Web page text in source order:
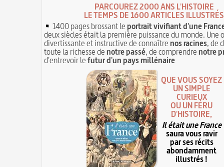
PARCOUREZ 2000 ANS L'HISTOIRE
LE TEMPS DE 1600 ARTICLES ILLUSTRÉS
1400 pages brossant leportrait vivifiant d'une
deux siècles était la première puissance du monde. Une
divertissante et instructive de connaîtrenos racines, de
toute la richesse denotre passé, de comprendrenotre
d'entrevoir lefutur d'un pays millénaire
QUE VOUS SOYEZ
UN SIMPLE
CURIEUX
OU UN FÉRU
D'HISTOIRE,
Il était une France
saura vous ravir
par ses récits
abondamment
illustrés !